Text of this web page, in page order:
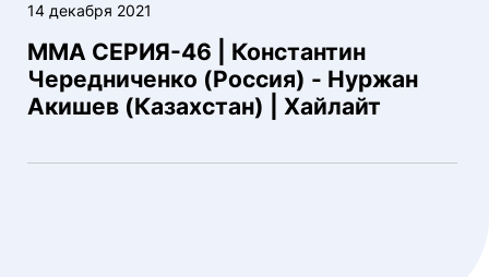
14 декабря 2021
ММА СЕРИЯ-46 | Константин
Чередниченко (Россия) - Нуржан
Акишев (Казахстан) | Хайлайт